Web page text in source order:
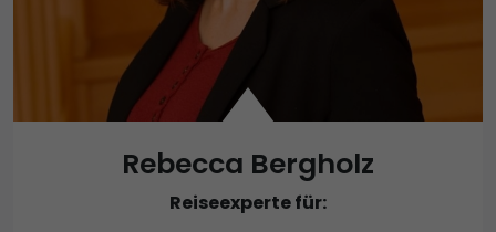
Rebecca Bergholz
Reiseexperte für: